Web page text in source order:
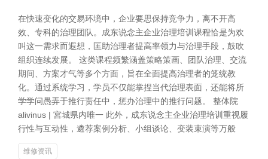
在快速变化的交易环境中，企业要思保持竞争力，离不开高
效、专科的治理团队。成东说念主企业治理培训课程恰是为欢
叫这一需求而遐想，匡助治理者提高率领力与治理手段，鼓吹
组织连续发展。 这类课程频繁涵盖策略策画、团队治理、交流
期间、方案才气等多个方面，旨在全面提高治理者的笼统教
化。通过系统学习，学员不仅能掌捏当代治理表面，还能将所
学学问愚弄于推行责任中，惩办治理中的推行问题。 整体院
alivinus | 宮城県内唯一 此外，成东说念主企业治理培训重视履
行性与互动性，遴荐案例分析、小组谈论、变装束演等万般
维修资讯